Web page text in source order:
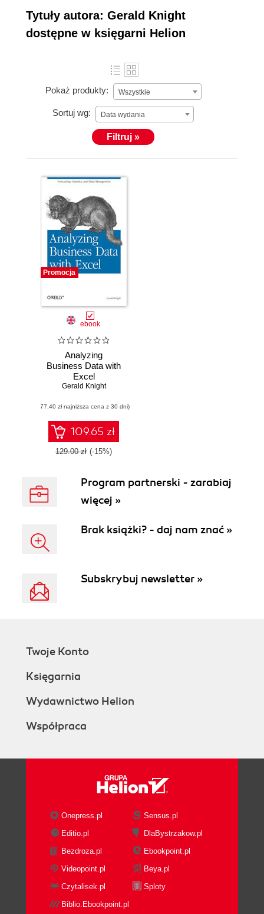
Tytuły autora: Gerald Knight
dostępne w księgarni Helion
Pokaż produkty: Wszystkie
Sortuj wg: Data wydania
Filtruj »
Promocja
ebook
Analyzing
Business Data with
Excel
Gerald Knight
(77,40 zł najniższa cena z 30 dni)
109.65 zł
129.00 zł (-15%)
Program partnerski - zarabiaj
więcej »
Brak książki? - daj nam znać »
Subskrybuj newsletter »
Twoje Konto
Księgarnia
Wydawnictwo Helion
Współpraca
Onepress.pl
Sensus.pl
Editio.pl
DlaBystrzakow.pl
Bezdroza.pl
Ebookpoint.pl
Videopoint.pl
Beya.pl
Czytalisek.pl
Sploty
Biblio.Ebookpoint.pl